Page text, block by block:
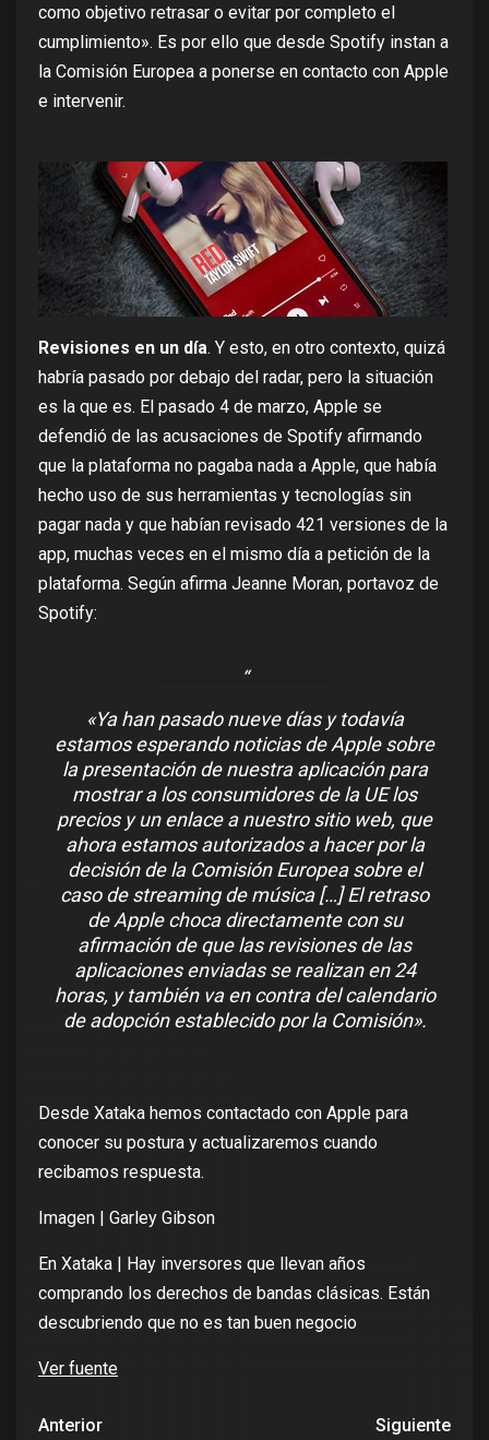
como objetivo retrasar o evitar por completo el
cumplimiento». Es por ello que desde Spotify instan a
la Comisión Europea a ponerse en contacto con Apple
e intervenir.
Revisiones en un día. Y esto, en otro contexto, quizá
habría pasado por debajo del radar, pero la situación
es la que es. El pasado 4 de marzo, Apple se
defendió de las acusaciones de Spotify afirmando
que la plataforma no pagaba nada a Apple, que había
hecho uso de sus herramientas y tecnologías sin
pagar nada y que habían revisado 421 versiones de la
app, muchas veces en el mismo día a petición de la
plataforma. Según afirma Jeanne Moran, portavoz de
Spotify:
«Ya han pasado nueve días y todavía
estamos esperando noticias de Apple sobre
la presentación de nuestra aplicación para
mostrar a los consumidores de la UE los
precios y un enlace a nuestro sitio web, que
ahora estamos autorizados a hacer por la
decisión de la Comisión Europea sobre el
caso de streaming de música […] El retraso
de Apple choca directamente con su
afirmación de que las revisiones de las
aplicaciones enviadas se realizan en 24
horas, y también va en contra del calendario
de adopción establecido por la Comisión».
Desde Xataka hemos contactado con Apple para
conocer su postura y actualizaremos cuando
recibamos respuesta.
Imagen | Garley Gibson
En Xataka | Hay inversores que llevan años
comprando los derechos de bandas clásicas. Están
descubriendo que no es tan buen negocio
Ver fuente
Anterior Siguiente